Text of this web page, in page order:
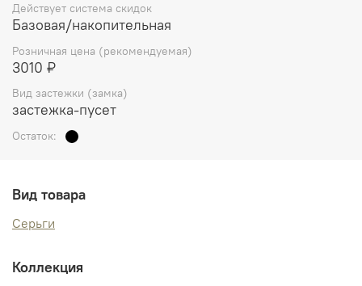
Действует система скидок
Базовая/накопительная
Розничная цена (рекомендуемая)
3010 ₽
Вид застежки (замка)
застежка-пусет
Остаток:
Вид товара
Серьги
Коллекция